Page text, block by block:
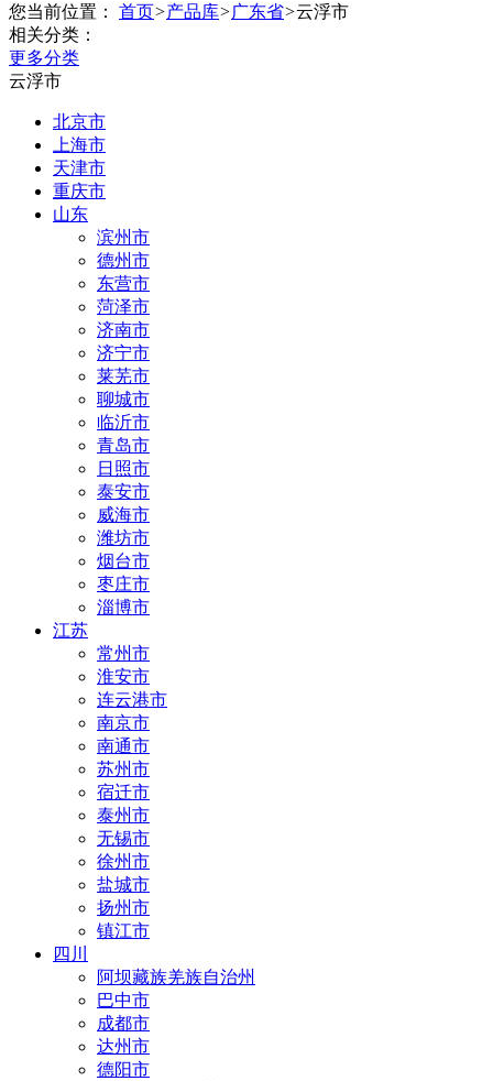
您当前位置： 首页>产品库>广东省>云浮市
相关分类：
更多分类
云浮市
北京市
上海市
天津市
重庆市
山东
滨州市
德州市
东营市
菏泽市
济南市
济宁市
莱芜市
聊城市
临沂市
青岛市
日照市
泰安市
威海市
潍坊市
烟台市
枣庄市
淄博市
江苏
常州市
淮安市
连云港市
南京市
南通市
苏州市
宿迁市
泰州市
无锡市
徐州市
盐城市
扬州市
镇江市
四川
阿坝藏族羌族自治州
巴中市
成都市
达州市
德阳市